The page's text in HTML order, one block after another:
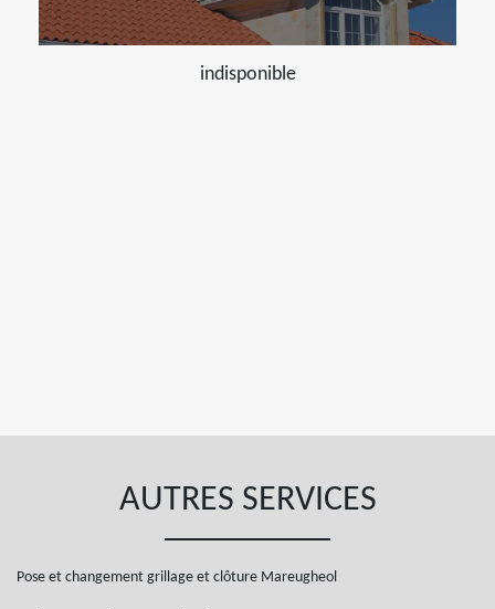
indisponible
AUTRES SERVICES
Pose et changement grillage et clôture Mareugheol